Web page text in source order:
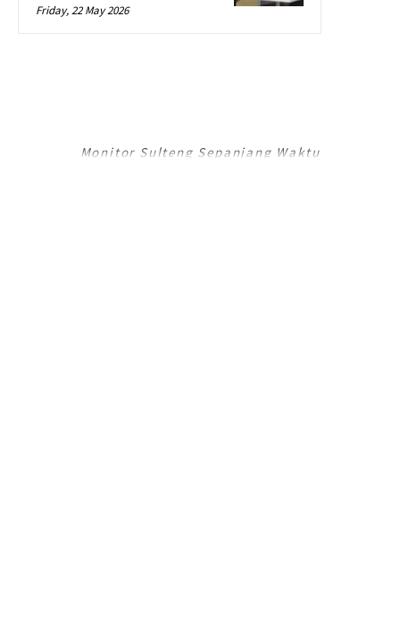
Friday, 22 May 2026
Monitor Sulteng Sepanjang Waktu